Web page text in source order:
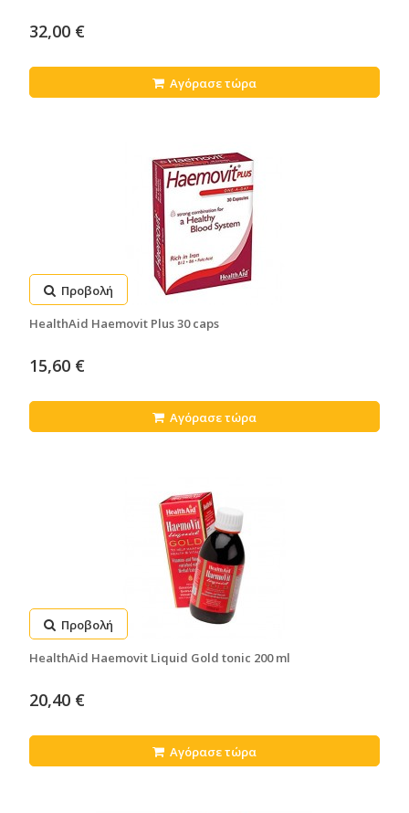
32,00 €
Αγόρασε τώρα
Προβολή
HealthAid Haemovit Plus 30 caps
15,60 €
Αγόρασε τώρα
Προβολή
HealthAid Haemovit Liquid Gold tonic 200 ml
20,40 €
Αγόρασε τώρα